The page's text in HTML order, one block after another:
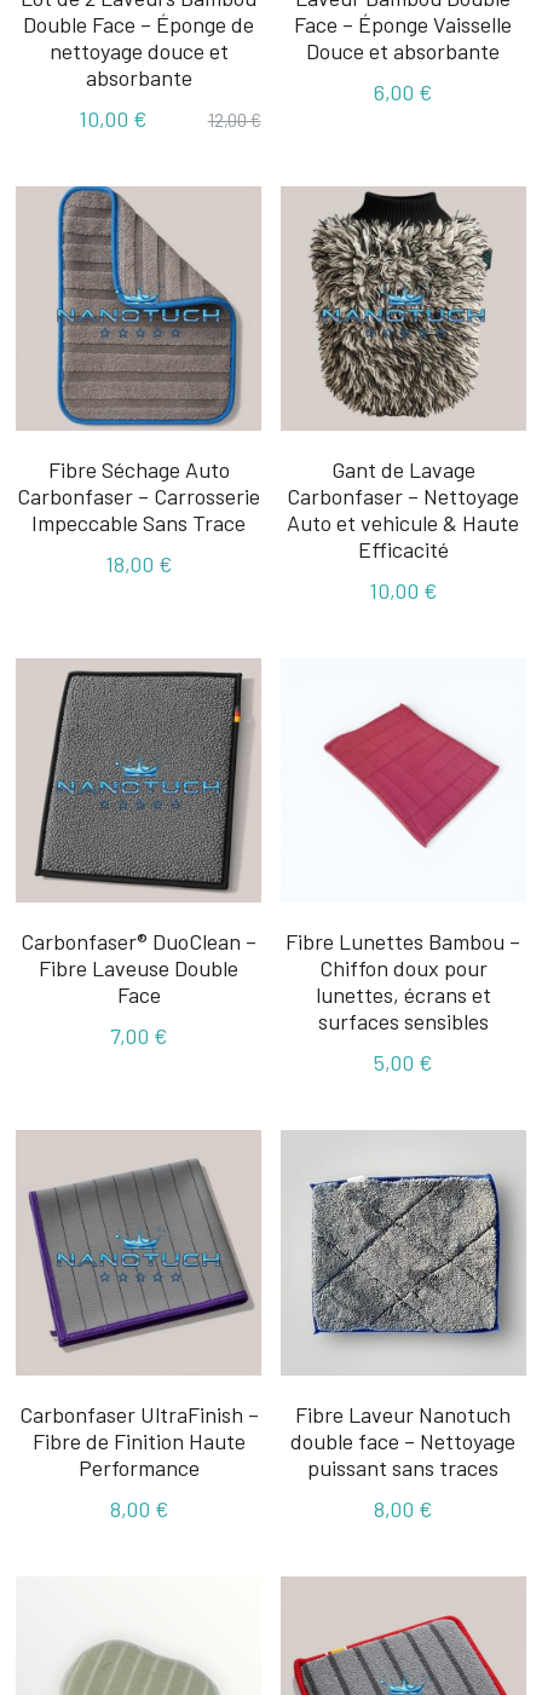
Double Face – Éponge de
nettoyage douce et
absorbante
10,00 €
12,00 €
Face – Éponge Vaisselle
Douce et absorbante
6,00 €
Fibre Séchage Auto
Carbonfaser – Carrosserie
Impeccable Sans Trace
18,00 €
Gant de Lavage
Carbonfaser – Nettoyage
Auto et vehicule & Haute
Efficacité
10,00 €
Carbonfaser® DuoClean –
Fibre Laveuse Double
Face
7,00 €
Fibre Lunettes Bambou –
Chiffon doux pour
lunettes, écrans et
surfaces sensibles
5,00 €
Carbonfaser UltraFinish –
Fibre de Finition Haute
Performance
8,00 €
Fibre Laveur Nanotuch
double face – Nettoyage
puissant sans traces
8,00 €